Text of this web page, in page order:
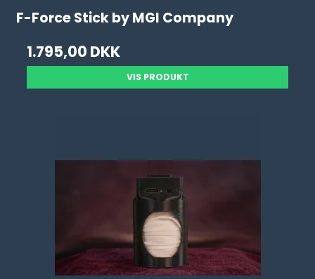
F-Force Stick by MGI Company
1.795,00 DKK
VIS PRODUKT